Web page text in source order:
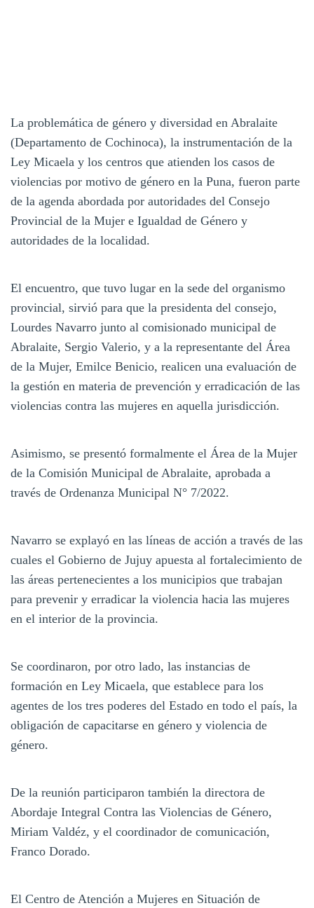
La problemática de género y diversidad en Abralaite
(Departamento de Cochinoca), la instrumentación de la
Ley Micaela y los centros que atienden los casos de
violencias por motivo de género en la Puna, fueron parte
de la agenda abordada por autoridades del Consejo
Provincial de la Mujer e Igualdad de Género y
autoridades de la localidad.
El encuentro, que tuvo lugar en la sede del organismo
provincial, sirvió para que la presidenta del consejo,
Lourdes Navarro junto al comisionado municipal de
Abralaite, Sergio Valerio, y a la representante del Área
de la Mujer, Emilce Benicio, realicen una evaluación de
la gestión en materia de prevención y erradicación de las
violencias contra las mujeres en aquella jurisdicción.
Asimismo, se presentó formalmente el Área de la Mujer
de la Comisión Municipal de Abralaite, aprobada a
través de Ordenanza Municipal N° 7/2022.
Navarro se explayó en las líneas de acción a través de las
cuales el Gobierno de Jujuy apuesta al fortalecimiento de
las áreas pertenecientes a los municipios que trabajan
para prevenir y erradicar la violencia hacia las mujeres
en el interior de la provincia.
Se coordinaron, por otro lado, las instancias de
formación en Ley Micaela, que establece para los
agentes de los tres poderes del Estado en todo el país, la
obligación de capacitarse en género y violencia de
género.
De la reunión participaron también la directora de
Abordaje Integral Contra las Violencias de Género,
Miriam Valdéz, y el coordinador de comunicación,
Franco Dorado.
El Centro de Atención a Mujeres en Situación de